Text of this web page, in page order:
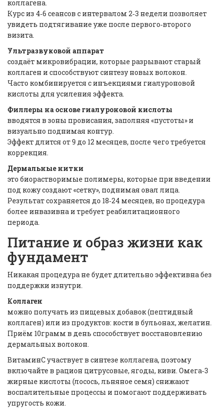
коллагена.
Курс из 4‑6 сеансов с интервалом 2‑3 недели позволяет
увидеть подтягивание уже после первого‑второго
визита.
Ультразвуковой аппарат
создаёт микровибрации, которые разрывают старый
коллаген и способствуют синтезу новых волокон.
Часто комбинируется с инъекциями гиалуроновой
кислоты для усиления эффекта.
Филлеры на основе гиалуроновой кислоты
вводятся в зоны провисания, заполняя «пустоты» и
визуально поднимая контур.
Эффект длится от 9 до 12 месяцев, после чего требуется
коррекция.
Дермальные нитки
это биорастворимые полимеры, которые при введении
под кожу создают «сетку», поднимая овал лица.
Результат сохраняется до 18‑24 месяцев, но процедура
более инвазивна и требует реабилитационного
периода.
Питание и образ жизни как
фундамент
Никакая процедура не будет длительно эффективна без
поддержки изнутри.
Коллаген
можно получать из пищевых добавок (пептидный
коллаген) или из продуктов: кости в бульонах, желатин.
Приём 10грамм в день способствует восстановлению
дермальных волокон.
ВитаминC участвует в синтезе коллагена, поэтому
включайте в рацион цитрусовые, ягоды, киви. Омега‑3
жирные кислоты (лосось, льняное семя) снижают
воспалительные процессы и помогают поддерживать
упругость кожи.